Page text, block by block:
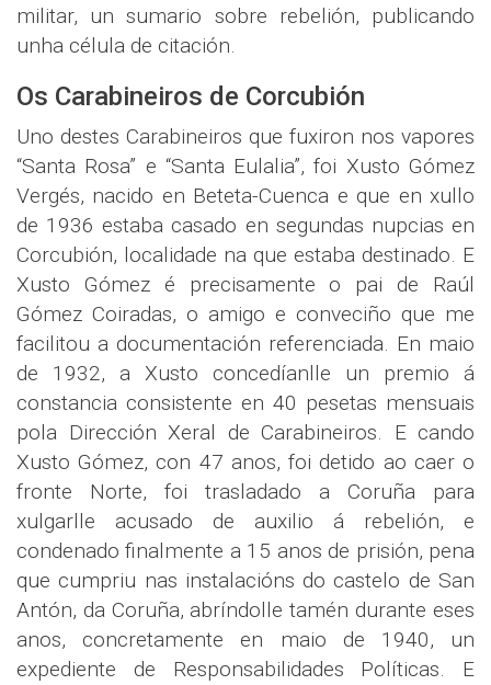
militar, un sumario sobre rebelión, publicando
unha célula de citación.
Os Carabineiros de Corcubión
Uno destes Carabineiros que fuxiron nos vapores
“Santa Rosa” e “Santa Eulalia”, foi Xusto Gómez
Vergés, nacido en Beteta-Cuenca e que en xullo
de 1936 estaba casado en segundas nupcias en
Corcubión, localidade na que estaba destinado. E
Xusto Gómez é precisamente o pai de Raúl
Gómez Coiradas, o amigo e conveciño que me
facilitou a documentación referenciada. En maio
de 1932, a Xusto concedíanlle un premio á
constancia consistente en 40 pesetas mensuais
pola Dirección Xeral de Carabineiros. E cando
Xusto Gómez, con 47 anos, foi detido ao caer o
fronte Norte, foi trasladado a Coruña para
xulgarlle acusado de auxilio á rebelión, e
condenado finalmente a 15 anos de prisión, pena
que cumpriu nas instalacións do castelo de San
Antón, da Coruña, abríndolle tamén durante eses
anos, concretamente en maio de 1940, un
expediente de Responsabilidades Políticas. E